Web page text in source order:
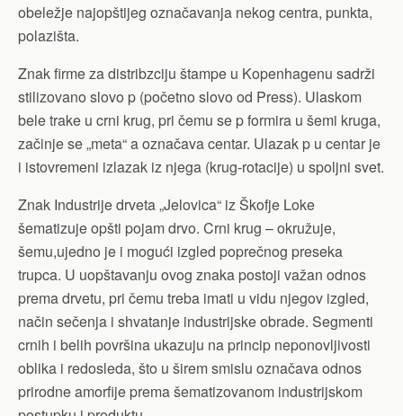
obeležje najopštijeg označavanja nekog centra, punkta,
polazišta.
Znak firme za distribzciju štampe u Kopenhagenu sadrži
stilizovano slovo p (početno slovo od Press). Ulaskom
bele trake u crni krug, pri čemu se p formira u šemi kruga,
začinje se „meta“ a označava centar. Ulazak p u centar je
i istovremeni izlazak iz njega (krug-rotacije) u spoljni svet.
Znak Industrije drveta „Jelovica“ iz Škofje Loke
šematizuje opšti pojam drvo. Crni krug – okružuje,
šemu,ujedno je i mogući izgled poprečnog preseka
trupca. U uopštavanju ovog znaka postoji važan odnos
prema drvetu, pri čemu treba imati u vidu njegov izgled,
način sečenja i shvatanje industrijske obrade. Segmenti
crnih i belih površina ukazuju na princip neponovljivosti
oblika i redosleda, što u širem smislu označava odnos
prirodne amorfije prema šematizovanom industrijskom